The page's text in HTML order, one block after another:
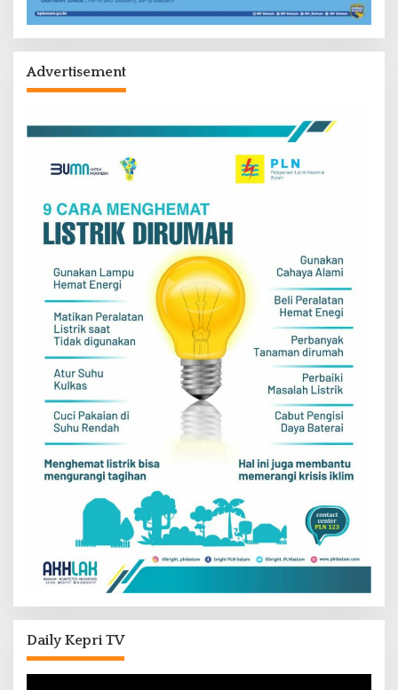
Advertisement
Daily Kepri TV